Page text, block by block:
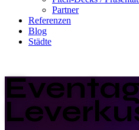
Partner
Referenzen
Blog
Städte